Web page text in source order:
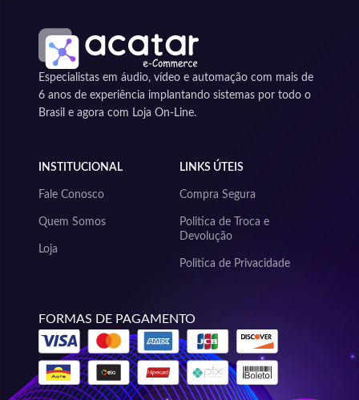
Especialistas em áudio, vídeo e automação com mais de
6 anos de experiência implantando sistemas por todo o
Brasil e agora com Loja On-Line.
INSTITUCIONAL
Fale Conosco
Quem Somos
Loja
LINKS ÚTEIS
Compra Segura
Politica de Troca e
Devolução
Politica de Privacidade
FORMAS DE PAGAMENTO